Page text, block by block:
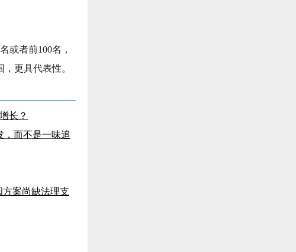
或者前100名，
更具代表性。
长？
，而不是一味追
案尚缺法理支